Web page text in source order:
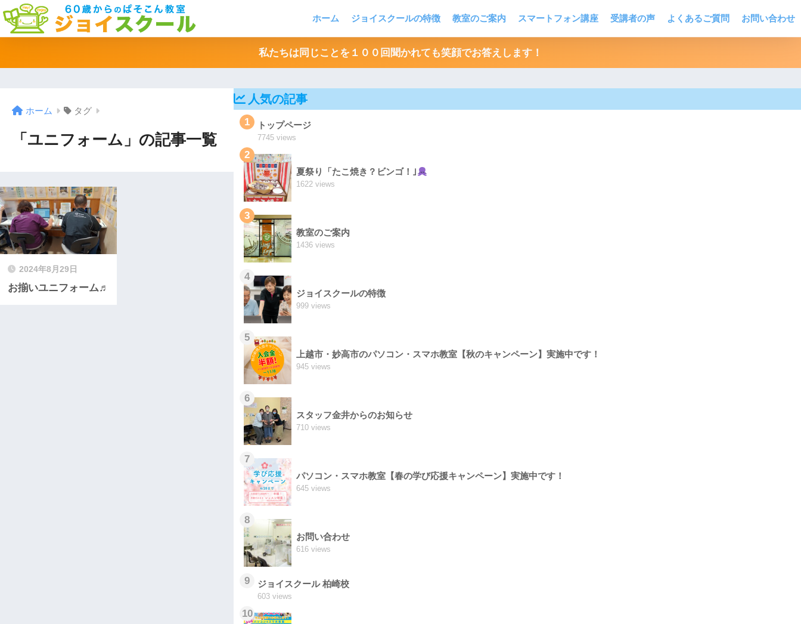
ホーム ジョイスクールの特徴 教室のご案内 スマートフォン講座 受講者の声 よくあるご質問 お問い合わせ
私たちは同じことを１００回聞かれても笑顔でお答えします！
ホーム タグ
「ユニフォーム」の記事一覧
2024年8月29日
お揃いユニフォーム♬
人気の記事
1 トップページ
7745 views
2
夏祭り「たこ焼き？ビンゴ！｣
1622 views
3
教室のご案内
1436 views
4
ジョイスクールの特徴
999 views
5
上越市・妙高市のパソコン・スマホ教室【秋のキャンペーン】実施中です！
945 views
6
スタッフ金井からのお知らせ
710 views
7
パソコン・スマホ教室【春の学び応援キャンペーン】実施中です！
645 views
8
お問い合わせ
616 views
9 ジョイスクール 柏崎校
603 views
10